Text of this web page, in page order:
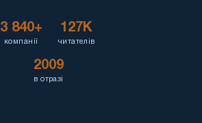
3 840+
компанії
127K
читателів
2009
в отразі